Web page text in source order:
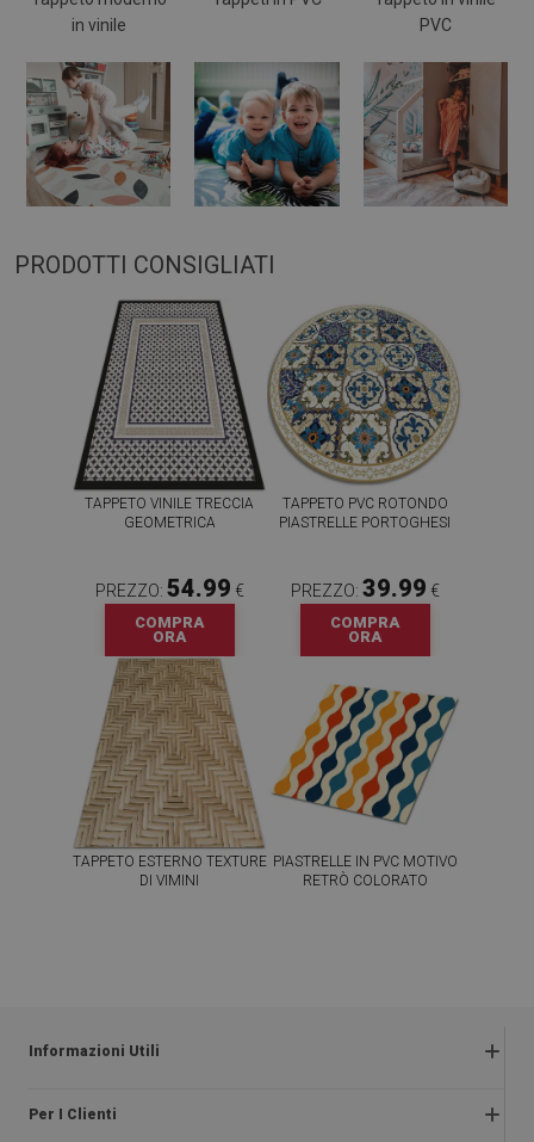
in vinile
PVC
PRODOTTI CONSIGLIATI
TAPPETO VINILE TRECCIA
GEOMETRICA
PREZZO: 54.99 €
COMPRA
ORA
TAPPETO PVC ROTONDO
PIASTRELLE PORTOGHESI
PREZZO: 39.99 €
COMPRA
ORA
TAPPETO ESTERNO TEXTURE
DI VIMINI
PIASTRELLE IN PVC MOTIVO
RETRÒ COLORATO
Informazioni Utili
Termini e condizioni
Per I Clienti